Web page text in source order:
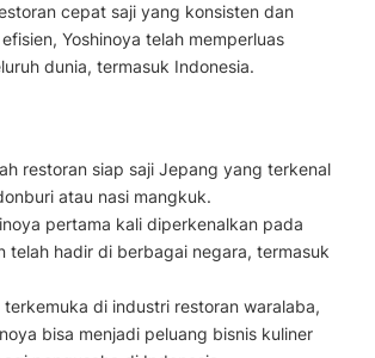
cepat saji yang konsisten dan
Yoshinoya telah memperluas
dunia, termasuk Indonesia.
restoran siap saji Jepang yang terkenal
atau nasi mangkuk.
pertama kali diperkenalkan pada
telah hadir di berbagai negara, termasuk
terkemuka di industri restoran waralaba,
bisa menjadi peluang bisnis kuliner